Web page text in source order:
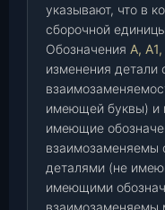
указывают, что в
сборочной
Обозначения А,
изменения детали
имеющей буквы) и
имеющие
деталями (не
имеющими
взаимозаменяемы